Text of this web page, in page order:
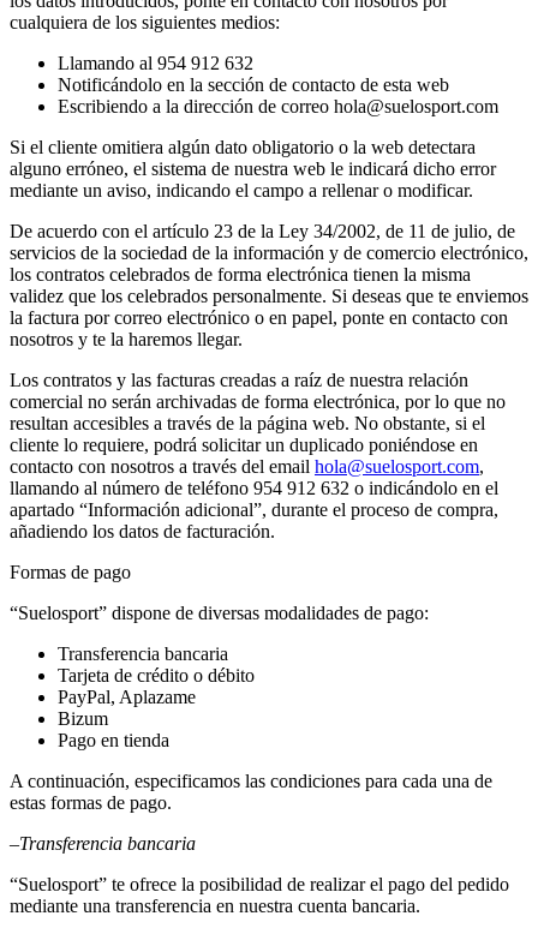
cualquiera de los siguientes medios:
Llamando al 954 912 632
Notificándolo en la sección de contacto de esta web
Escribiendo a la dirección de correo hola@suelosport.com
Si el cliente omitiera algún dato obligatorio o la web detectara
alguno erróneo, el sistema de nuestra web le indicará dicho error
mediante un aviso, indicando el campo a rellenar o modificar.
De acuerdo con el artículo 23 de la Ley 34/2002, de 11 de julio, de
servicios de la sociedad de la información y de comercio electrónico,
los contratos celebrados de forma electrónica tienen la misma
validez que los celebrados personalmente. Si deseas que te enviemos
la factura por correo electrónico o en papel, ponte en contacto con
nosotros y te la haremos llegar.
Los contratos y las facturas creadas a raíz de nuestra relación
comercial no serán archivadas de forma electrónica, por lo que no
resultan accesibles a través de la página web. No obstante, si el
cliente lo requiere, podrá solicitar un duplicado poniéndose en
contacto con nosotros a través del email hola@suelosport.com,
llamando al número de teléfono 954 912 632 o indicándolo en el
apartado “Información adicional”, durante el proceso de compra,
añadiendo los datos de facturación.
Formas de pago
“Suelosport” dispone de diversas modalidades de pago:
Transferencia bancaria
Tarjeta de crédito o débito
PayPal, Aplazame
Bizum
Pago en tienda
A continuación, especificamos las condiciones para cada una de
estas formas de pago.
–Transferencia bancaria
“Suelosport” te ofrece la posibilidad de realizar el pago del pedido
mediante una transferencia en nuestra cuenta bancaria.